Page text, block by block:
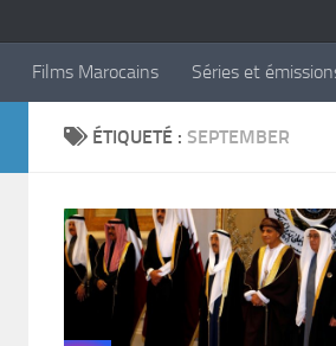
Films Marocains Séries et
ÉTIQUETÉ : SEPTEMBER